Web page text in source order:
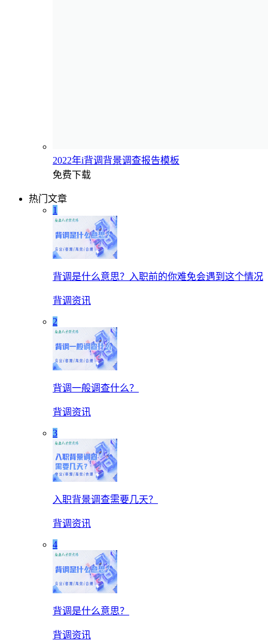
2022年i背调背景调查报告模板
免费下载
热门文章
1
背调是什么意思？入职前的你难免会遇到这个情况
背调资讯
2
背调一般调查什么？
背调资讯
3
入职背景调查需要几天？
背调资讯
4
背调是什么意思？
背调资讯